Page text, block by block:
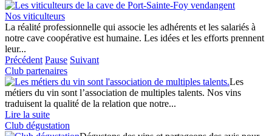
Nos viticulteurs
La réalité professionnelle qui associe les adhérents et les salariés à
notre cave coopérative est humaine. Les idées et les efforts prennent
leur...
Précédent Pause Suivant
Club partenaires
Les
métiers du vin sont l’association de multiples talents. Nos vins
traduisent la qualité de la relation que notre...
Lire la suite
Club dégustation